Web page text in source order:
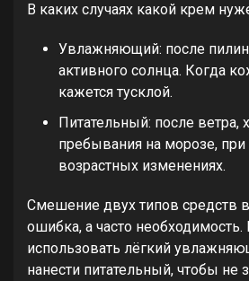
В каких случаях какой крем
Увлажняющий: после
активного солнца. Когда
кажется тусклой.
Питательный: после ветра,
пребывания на морозе, при
возрастных изменениях.
Смешение двух типов средств
ошибка, а часто
использовать лёгкий
нанести питательный, чтобы не